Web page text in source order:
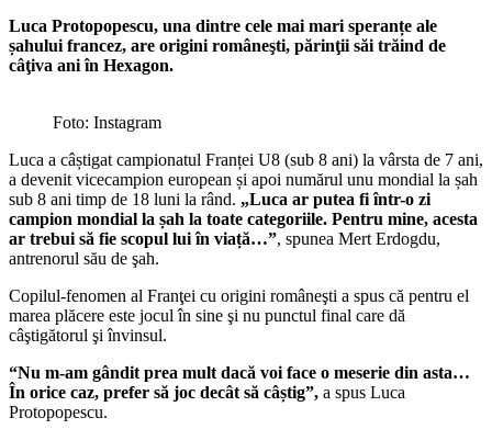
Luca Protopopescu, una dintre cele mai mari speranțe ale
șahului francez, are origini româneşti, părinţii săi trăind de
câţiva ani în Hexagon.
Foto: Instagram
Luca a câștigat campionatul Franței U8 (sub 8 ani) la vârsta de 7 ani,
a devenit vicecampion european și apoi numărul unu mondial la șah
sub 8 ani timp de 18 luni la rând. „Luca ar putea fi într-o zi
campion mondial la șah la toate categoriile. Pentru mine, acesta
ar trebui să fie scopul lui în viață…”, spunea Mert Erdogdu,
antrenorul său de şah.
Copilul-fenomen al Franţei cu origini româneşti a spus că pentru el
marea plăcere este jocul în sine şi nu punctul final care dă
câştigătorul şi învinsul.
“Nu m-am gândit prea mult dacă voi face o meserie din asta…
În orice caz, prefer să joc decât să câștig”, a spus Luca
Protopopescu.